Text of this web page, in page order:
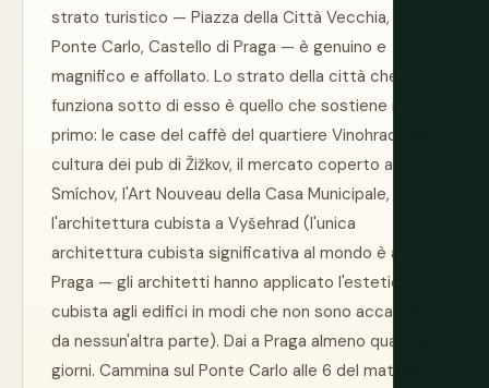
strato turistico — Piazza della Città Vecchia,
Ponte Carlo, Castello di Praga — è genuino e
magnifico e affollato. Lo strato della città che
funziona sotto di esso è quello che sostiene il
primo: le case del caffè del quartiere Vinohrady, la
cultura dei pub di Žižkov, il mercato coperto a
Smíchov, l'Art Nouveau della Casa Municipale,
l'architettura cubista a Vyšehrad (l'unica
architettura cubista significativa al mondo è a
Praga — gli architetti hanno applicato l'estetica
cubista agli edifici in modi che non sono accaduti
da nessun'altra parte). Dai a Praga almeno quattro
giorni. Cammina sul Ponte Carlo alle 6 del mattino.